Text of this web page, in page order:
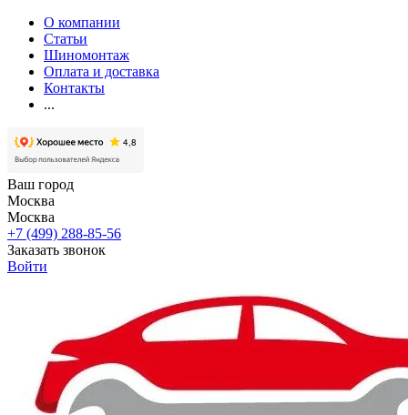
О компании
Статьи
Шиномонтаж
Оплата и доставка
Контакты
...
Ваш город
Москва
Москва
+7 (499) 288-85-56
Заказать звонок
Войти